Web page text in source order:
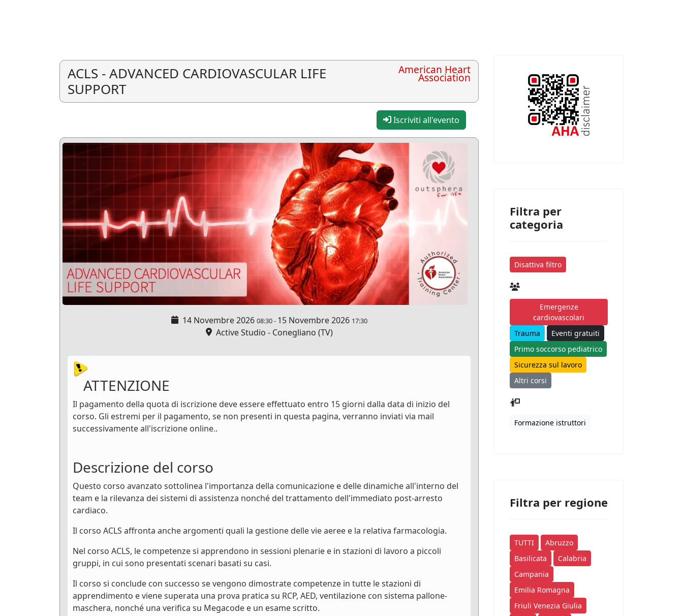
ACLS - ADVANCED CARDIOVASCULAR LIFE
SUPPORT
American Heart
Association
Iscriviti all'evento
14 Novembre 2026 08:30- 15 Novembre 2026 17:30
Active Studio - Conegliano (TV)
ATTENZIONE
Il pagamento della quota di iscrizione deve essere effettuato entro 15 giorni dalla data di inizio del
corso. Gli estremi per il pagamento, se non presenti in questa pagina, verranno inviati via mail
successivamente all'iscrizione online..
Descrizione del corso
Questo corso avanzato sottolinea l'importanza della comunicazione e delle dinamiche all'interno del
team e la rilevanza dei sistemi di assistenza nonché del trattamento dell'immediato post-arresto
cardiaco.
Il corso ACLS affronta anche argomenti quali la gestione delle vie aeree e la relativa farmacologia.
Nel corso ACLS, le competenze si apprendono in sessioni plenarie e in stazioni di lavoro a piccoli
gruppi, in cui sono presentati scenari basati su casi.
Il corso si conclude con successo se vengono dimostrate competenze in tutte le stazioni di
apprendimento e viene superata una prova pratica su RCP, AED, ventilazione con sistema pallone-
maschera, nonché una verifica su Megacode e un esame scritto.
Filtra per
categoria
Disattiva filtro
Emergenze
cardiovascolari
Trauma
Eventi gratuiti
Primo soccorso pediatrico
Sicurezza sul lavoro
Altri corsi
Formazione istruttori
Filtra per regione
TUTTI
Abruzzo
Basilicata
Calabria
Campania
Emilia Romagna
Friuli Venezia Giulia